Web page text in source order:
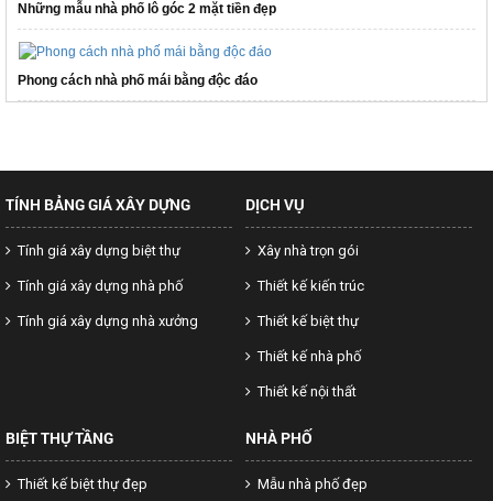
Những mẫu nhà phố lô góc 2 mặt tiền đẹp
Phong cách nhà phố mái bằng độc đáo
TÍNH BẢNG GIÁ XÂY DỰNG
Tính giá xây dựng biệt thự
Tính giá xây dựng nhà phố
Tính giá xây dựng nhà xưởng
DỊCH VỤ
Xây nhà trọn gói
Thiết kế kiến trúc
Thiết kế biệt thự
Thiết kế nhà phố
Thiết kế nội thất
BIỆT THỰ TẦNG
Thiết kế biệt thự đẹp
NHÀ PHỐ
Mẫu nhà phố đẹp